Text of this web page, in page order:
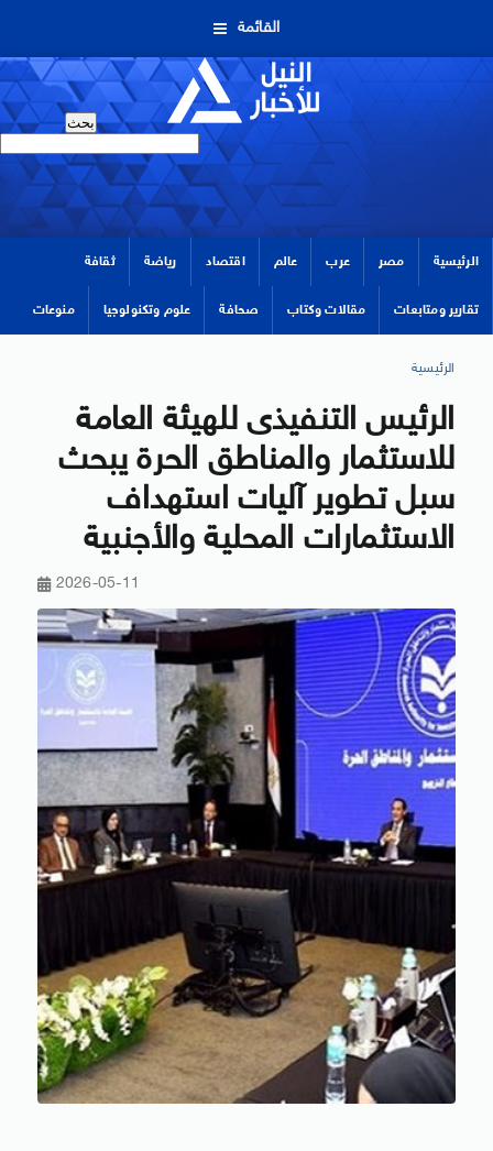
القائمة
الرئيسية مصر عرب عالم اقتصاد رياضة ثقافة
تقارير ومتابعات مقالات وكتاب صحافة علوم وتكنولوجيا منوعات
الرئيسية
الرئيس التنفيذى للهيئة العامة
للاستثمار والمناطق الحرة يبحث
سبل تطوير آليات استهداف
الاستثمارات المحلية والأجنبية
2026-05-11